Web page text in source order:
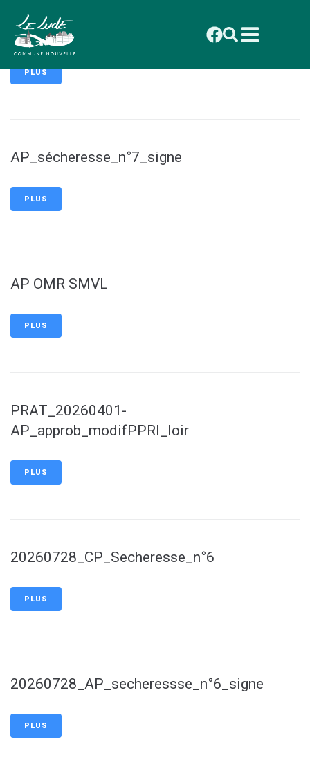
principal
CP_Secheresse_n°7
PLUS
AP_sécheresse_n°7_signe
PLUS
AP OMR SMVL
PLUS
PRAT_20260401-
AP_approb_modifPPRI_loir
PLUS
20260728_CP_Secheresse_n°6
PLUS
20260728_AP_secheressse_n°6_signe
PLUS